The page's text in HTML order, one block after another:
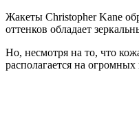
Жакеты Christopher Kane
оттенков обладает
Но, несмотря на то, что
располагается на